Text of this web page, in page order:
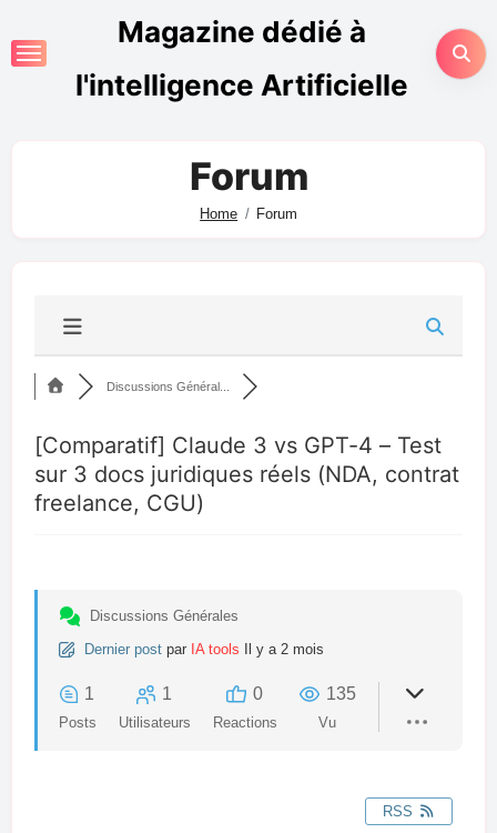
Magazine dédié à
l'intelligence Artificielle
Forum
Home Forum
Discussions Général...
[Comparatif] Claude 3 vs GPT-4 – Test
sur 3 docs juridiques réels (NDA, contrat
freelance, CGU)
Discussions Générales
Dernier post par IA tools Il y a 2 mois
1
Posts
1
Utilisateurs
0
Reactions
135
Vu
RSS